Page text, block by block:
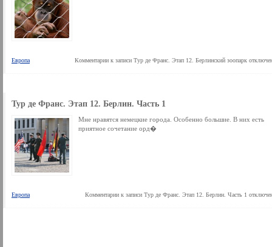
Европа Комментарии к записи Тур де Франс. Этап 12. Берлинский зоопарк
Тур де Франс. Этап 12. Берлин. Часть 1
Мне нравятся немецкие города. Особенно большие. В них есть
приятное сочетание орд�
Европа Комментарии к записи Тур де Франс. Этап 12. Берлин. Часть 1